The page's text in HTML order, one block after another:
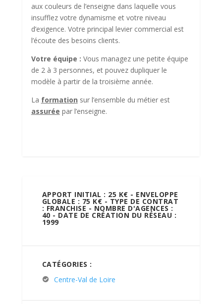
aux couleurs de l’enseigne dans laquelle vous
insufflez votre dynamisme et votre niveau
d’exigence. Votre principal levier commercial est
l’écoute des besoins clients.
Votre équipe : Vous managez une petite équipe
de 2 à 3 personnes, et pouvez dupliquer le
modèle à partir de la troisième année.
La formation sur l’ensemble du métier est
assurée par l’enseigne.
APPORT INITIAL : 25 K€ - ENVELOPPE
GLOBALE : 75 K€ - TYPE DE CONTRAT
: FRANCHISE - NOMBRE D'AGENCES :
40 - DATE DE CRÉATION DU RÉSEAU :
1999
CATÉGORIES :
Centre-Val de Loire